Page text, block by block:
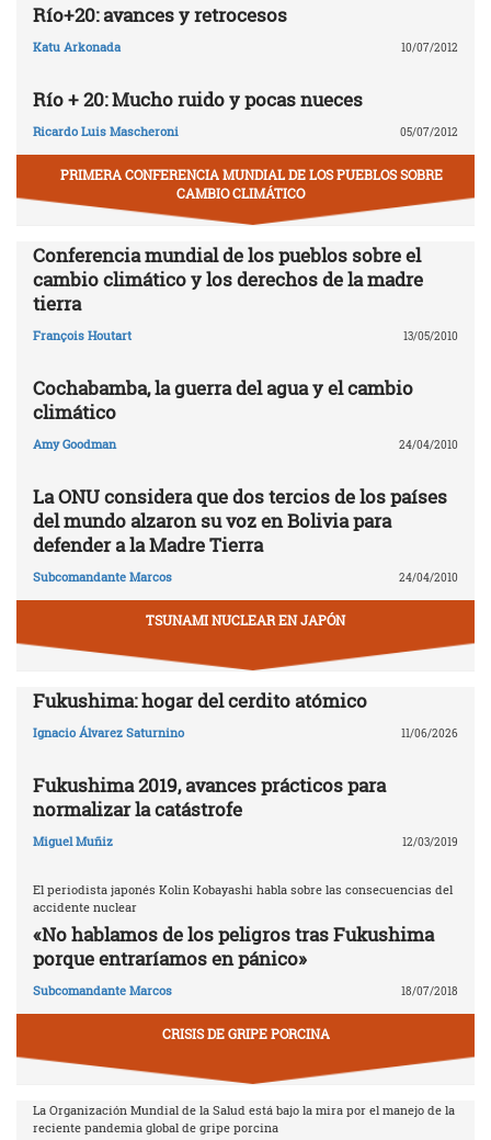
Río+20: avances y retrocesos
Katu Arkonada 10/07/2012
Río + 20: Mucho ruido y pocas nueces
Ricardo Luis Mascheroni 05/07/2012
PRIMERA CONFERENCIA MUNDIAL DE LOS PUEBLOS SOBRE
CAMBIO CLIMÁTICO
Conferencia mundial de los pueblos sobre el
cambio climático y los derechos de la madre
tierra
François Houtart 13/05/2010
Cochabamba, la guerra del agua y el cambio
climático
Amy Goodman 24/04/2010
La ONU considera que dos tercios de los países
del mundo alzaron su voz en Bolivia para
defender a la Madre Tierra
Subcomandante Marcos 24/04/2010
TSUNAMI NUCLEAR EN JAPÓN
Fukushima: hogar del cerdito atómico
Ignacio Álvarez Saturnino 11/06/2026
Fukushima 2019, avances prácticos para
normalizar la catástrofe
Miguel Muñiz 12/03/2019
El periodista japonés Kolin Kobayashi habla sobre las consecuencias del
accidente nuclear
«No hablamos de los peligros tras Fukushima
porque entraríamos en pánico»
Subcomandante Marcos 18/07/2018
CRISIS DE GRIPE PORCINA
La Organización Mundial de la Salud está bajo la mira por el manejo de la
reciente pandemia global de gripe porcina